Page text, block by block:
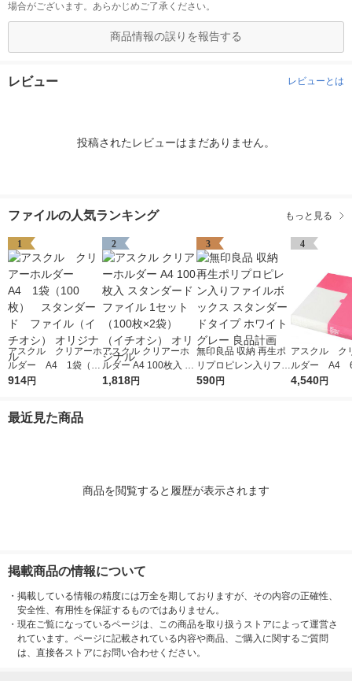
場合がございます。あらかじめご了承ください。
商品情報の誤りを報告する
レビュー レビューとは
投稿されたレビューはまだありません。
ファイルの人気ランキング もっと見る
1
アスクル クリアーホ
ルダー A4 1袋（10
0枚） スタンダー
914円
2
アスクル クリアーホ
ルダー A4 100枚入 ス
タンダード ファイル
1,818円
3
無印良品 収納 再生ポ
リプロピレン入りファ
イルボックス スタン
590円
4
アスクル ク
ルダー A4
エコノミー
4,540円
最近見た商品
商品を閲覧すると履歴が表示されます
掲載商品の情報について
・ 掲載している情報の精度には万全を期しておりますが、その内容の正確性、
安全性、有用性を保証するものではありません。
・ 現在ご覧になっているページは、この商品を取り扱うストアによって運営さ
れています。ページに記載されている内容や商品、ご購入に関するご質問
は、直接各ストアにお問い合わせください。